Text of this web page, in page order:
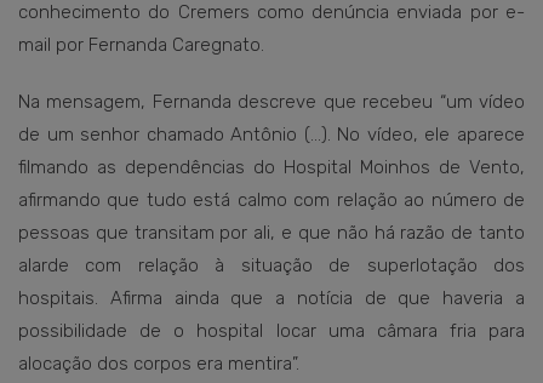
conhecimento do Cremers como denúncia enviada por e-
mail por Fernanda Caregnato.
Na mensagem, Fernanda descreve que recebeu “um vídeo
de um senhor chamado Antônio (…). No vídeo, ele aparece
filmando as dependências do Hospital Moinhos de Vento,
afirmando que tudo está calmo com relação ao número de
pessoas que transitam por ali, e que não há razão de tanto
alarde com relação à situação de superlotação dos
hospitais. Afirma ainda que a notícia de que haveria a
possibilidade de o hospital locar uma câmara fria para
alocação dos corpos era mentira”.